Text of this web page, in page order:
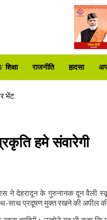
राजनीति हादसा
उद्यान
की वित्तीय स्वीकृति
शुरू
भेंट
उद्यान
की वित्तीय स्वीकृति
शुरू
हमे संवारेगी
ने देहरादून के गुरुनानक दून वैली
साथ प्रदूषण मुक्त रखने की अपील